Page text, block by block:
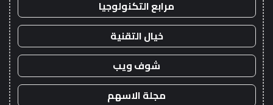
مرابع التكنولوجيا
خيال التقنية
شوف ويب
مجلة الاسهم